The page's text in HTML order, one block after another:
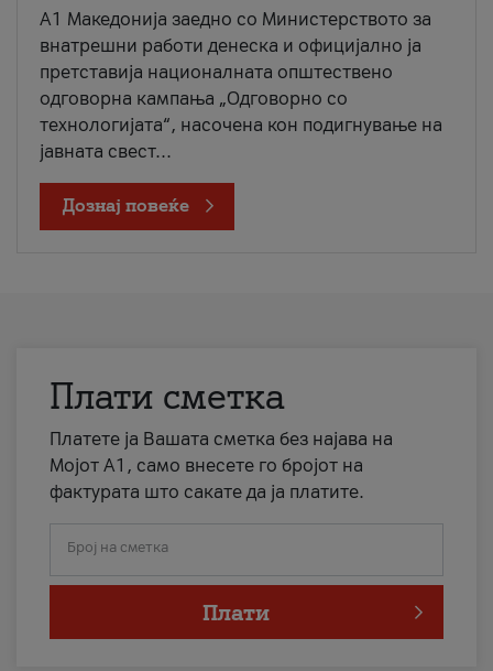
A1 Македонија заедно со Министерството за
внатрешни работи денеска и официјално ја
претставија националната општествено
одговорна кампања „Одговорно со
технологијата“, насочена кон подигнување на
јавната свест...
Дознај повеќе
Плати сметка
Платете ја Вашата сметка без најава на
Мојот А1, само внесете го бројот на
фактурата што сакате да ја платите.
Број на сметка
Плати